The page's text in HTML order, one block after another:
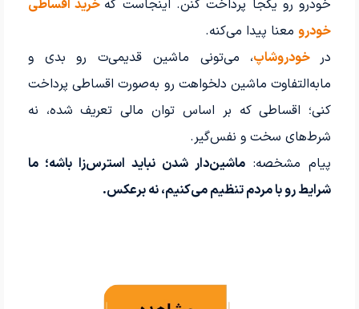
خودرو رو یکجا پرداخت کنن. اینجاست که خرید اقساطی
خودرومعنا پیدا می‌کنه.
در خودروشاپ، می‌تونی ماشین قدیمی‌ت رو بدی و
مابه‌التفاوت ماشین دلخواهت رو به‌صورت اقساطی پرداخت
کنی؛ اقساطی که بر اساس توان مالی تعریف شده، نه
شرط‌های سخت و نفس‌گیر.
پیام مشخصه: ماشین‌دار شدن نباید استرس‌زا باشه؛ ما
شرایط رو با مردم تنظیم می‌کنیم، نه برعکس.